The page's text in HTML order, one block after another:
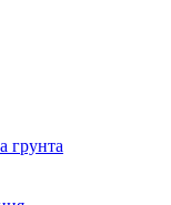
грунта